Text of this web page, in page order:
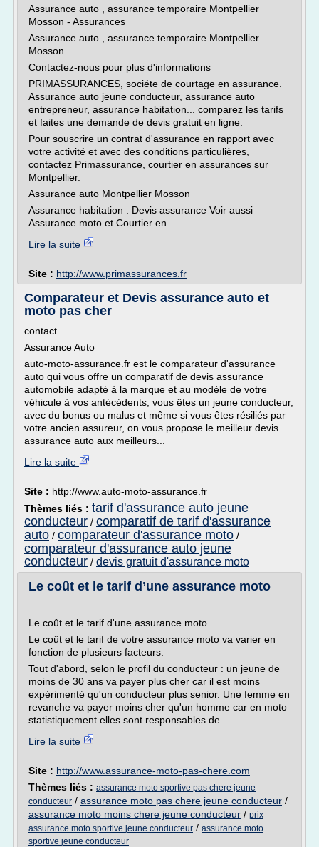
Assurance auto , assurance temporaire Montpellier
Mosson - Assurances
Assurance auto , assurance temporaire Montpellier
Mosson
Contactez-nous pour plus d'informations
PRIMASSURANCES, sociéte de courtage en assurance.
Assurance auto jeune conducteur, assurance auto
entrepreneur, assurance habitation... comparez les tarifs
et faites une demande de devis gratuit en ligne.
Pour souscrire un contrat d'assurance en rapport avec
votre activité et avec des conditions particulières,
contactez Primassurance, courtier en assurances sur
Montpellier.
Assurance auto Montpellier Mosson
Assurance habitation : Devis assurance Voir aussi
Assurance moto et Courtier en...
Lire la suite
Site : http://www.primassurances.fr
Comparateur et Devis assurance auto et
moto pas cher
contact
Assurance Auto
auto-moto-assurance.fr est le comparateur d'assurance
auto qui vous offre un comparatif de devis assurance
automobile adapté à la marque et au modèle de votre
véhicule à vos antécédents, vous êtes un jeune conducteur,
avec du bonus ou malus et même si vous êtes résiliés par
votre ancien assureur, on vous propose le meilleur devis
assurance auto aux meilleurs...
Lire la suite
Site : http://www.auto-moto-assurance.fr
Thèmes liés : tarif d'assurance auto jeune
conducteur / comparatif de tarif d'assurance
auto / comparateur d'assurance moto /
comparateur d'assurance auto jeune
conducteur / devis gratuit d'assurance moto
Le coût et le tarif d’une assurance moto
Le coût et le tarif d'une assurance moto
Le coût et le tarif de votre assurance moto va varier en
fonction de plusieurs facteurs.
Tout d'abord, selon le profil du conducteur : un jeune de
moins de 30 ans va payer plus cher car il est moins
expérimenté qu'un conducteur plus senior. Une femme en
revanche va payer moins cher qu'un homme car en moto
statistiquement elles sont responsables de...
Lire la suite
Site : http://www.assurance-moto-pas-chere.com
Thèmes liés : assurance moto sportive pas chere jeune
conducteur / assurance moto pas chere jeune conducteur /
assurance moto moins chere jeune conducteur / prix
assurance moto sportive jeune conducteur / assurance moto
sportive jeune conducteur